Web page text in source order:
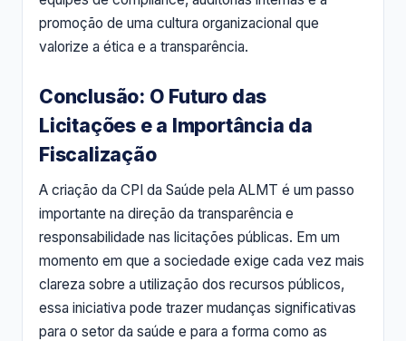
promoção de uma cultura organizacional que
valorize a ética e a transparência.
Conclusão: O Futuro das
Licitações e a Importância da
Fiscalização
A criação da CPI da Saúde pela ALMT é um passo
importante na direção da transparência e
responsabilidade nas licitações públicas. Em um
momento em que a sociedade exige cada vez mais
clareza sobre a utilização dos recursos públicos,
essa iniciativa pode trazer mudanças significativas
para o setor da saúde e para a forma como as